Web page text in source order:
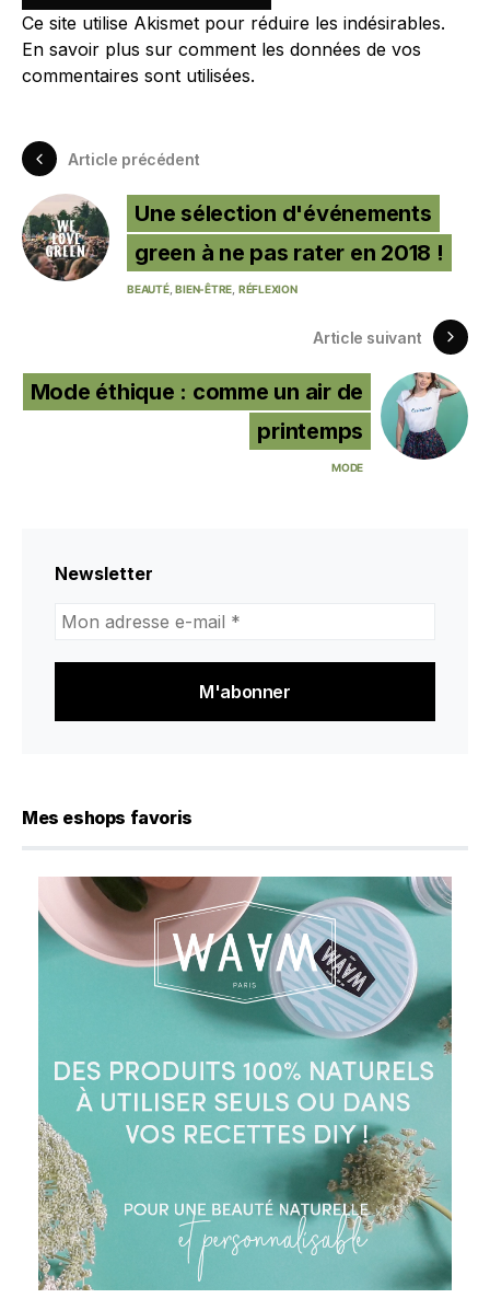
Ce site utilise Akismet pour réduire les indésirables.
En savoir plus sur comment les données de vos
commentaires sont utilisées.
Article précédent
Une sélection d'événements
green à ne pas rater en 2018 !
BEAUTÉ BIEN-ÊTRE RÉFLEXION
Article suivant
Mode éthique : comme un air de
printemps
MODE
Newsletter
adresse
mail
Mes eshops favoris